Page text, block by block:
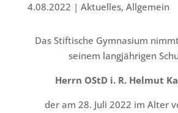
4.08.2022 | Aktuelles, Allgemein
Das Stiftische Gymnasium
seinem langjährigen
Herrn OStD i. R. Helmut
der am 28. Juli 2022 im Alter